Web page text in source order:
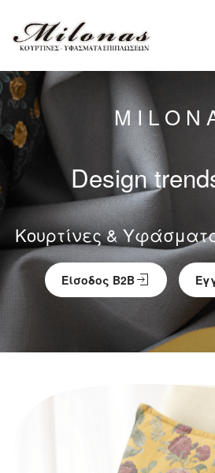
Skip to main content
M I L O N
Design
Κουρτίνες &
Είσοδος Β2Β